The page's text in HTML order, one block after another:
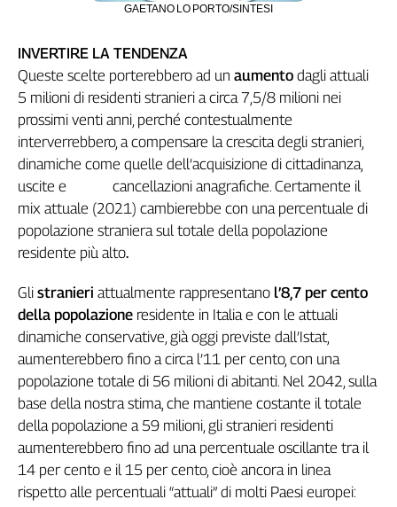
GAETANO LO PORTO/SINTESI
INVERTIRE LA TENDENZA
Queste scelte porterebbero ad un aumento dagli attuali
5 milioni di residenti stranieri a circa 7,5/8 milioni nei
prossimi venti anni, perché contestualmente
interverrebbero, a compensare la crescita degli stranieri,
dinamiche come quelle dell’acquisizione di cittadinanza,
uscite e cancellazioni anagrafiche. Certamente il
mix attuale (2021) cambierebbe con una percentuale di
popolazione straniera sul totale della popolazione
residente più alto.
Gli stranieri attualmente rappresentano l’8,7 per cento
della popolazione residente in Italia e con le attuali
dinamiche conservative, già oggi previste dall’Istat,
aumenterebbero fino a circa l’11 per cento, con una
popolazione totale di 56 milioni di abitanti. Nel 2042, sulla
base della nostra stima, che mantiene costante il totale
della popolazione a 59 milioni, gli stranieri residenti
aumenterebbero fino ad una percentuale oscillante tra il
14 per cento e il 15 per cento, cioè ancora in linea
rispetto alle percentuali “attuali” di molti Paesi europei: